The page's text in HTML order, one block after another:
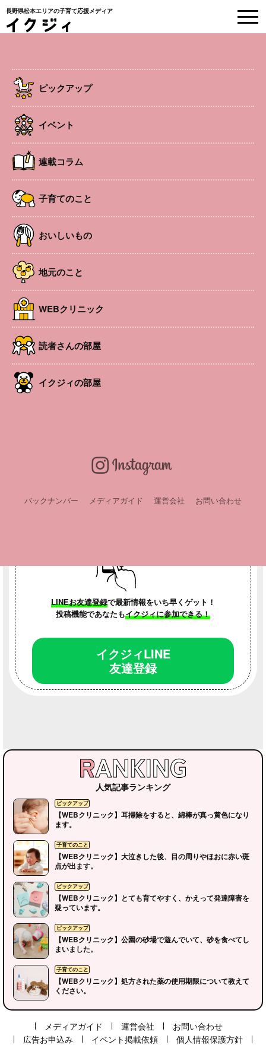
長野県松本エリアの子育て応援メディア
ピックアップ
イベント
連載コラム
子育てのこと
おいしいもの
地元のこと
WEBクリニック
読者さんの部屋
イクジィの部屋
バックナンバー メディアガイド 運営会社 お問い合わせ
EVENT
HOME
南松本エリア 子連れOK
ハートフル♡マミィ
『親子でレッツクッキング！ 一緒に楽しく美味しく食育
しよう。』をテーマに、子どもと一緒にお昼ご飯を作って
食べます。古典医学から食を学び、毎日の食について一緒
に考えてみましょう！
開催日
時間
場所 芳川公民館 料理実習室
参加費 参加費1000円
対象者 親子
定員
後援 長野県食育協会
講師・出演
だしソムリエ、上級食育指導士、スポーツ食育指
LINEお友達会員募集中！
LINEお友達登録で最新情報をいち早くゲット！
投稿機能であなたもイクジィに参加できる！
イクジィLINE
友達登録
人気記事ランキング
ピックアップ
【WEBクリニック】耳掃除をすると、綿棒が真っ黄色になり
ます。
子育てのこと
【WEBクリニック】大泣きした後、目の周りやほおに赤い斑
点が出ます。
ピックアップ
【WEBクリニック】とても育てやすく、かえって発達障害を
疑っています。
【WEBクリニック】公園の砂場で遊んでいて、砂を食べてし
まいました。
【WEBクリニック】処方された薬の使用期限について教えて
ください。
メディアガイド 運営会社
お問い合わせ
広告お申込み
イベント掲載依頼 個人情報保護方針